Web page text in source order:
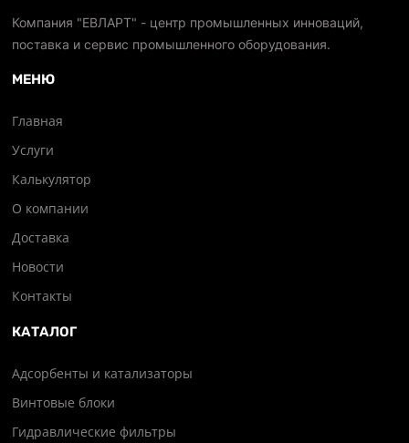
Компания "ЕВЛАРТ" - центр промышленных инноваций,
поставка и сервис промышленного оборудования.
МЕНЮ
Главная
Услуги
Калькулятор
О компании
Доставка
Новости
Контакты
КАТАЛОГ
Адсорбенты и катализаторы
Винтовые блоки
Гидравлические фильтры